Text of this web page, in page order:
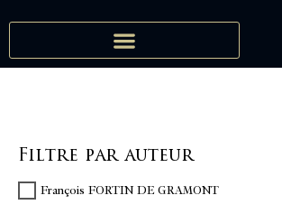
Filtre par auteur
François FORTIN DE GRAMONT